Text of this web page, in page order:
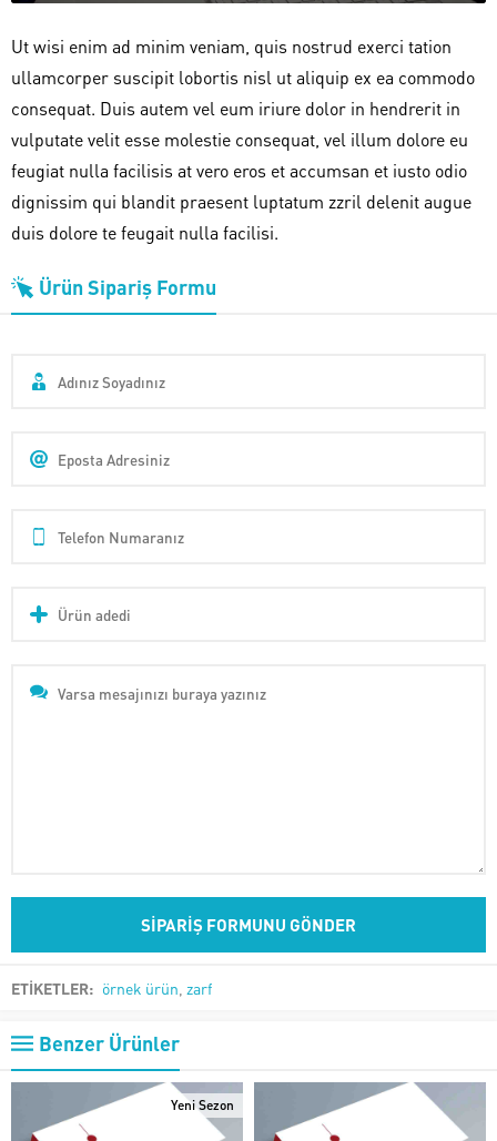
Ut wisi enim ad minim veniam, quis nostrud exerci tation
ullamcorper suscipit lobortis nisl ut aliquip ex ea commodo
consequat. Duis autem vel eum iriure dolor in hendrerit in
vulputate velit esse molestie consequat, vel illum dolore eu
feugiat nulla facilisis at vero eros et accumsan et iusto odio
dignissim qui blandit praesent luptatum zzril delenit augue
duis dolore te feugait nulla facilisi.
Ürün Sipariş Formu
ETİKETLER: örnek ürün zarf
Benzer Ürünler
Yeni Sezon